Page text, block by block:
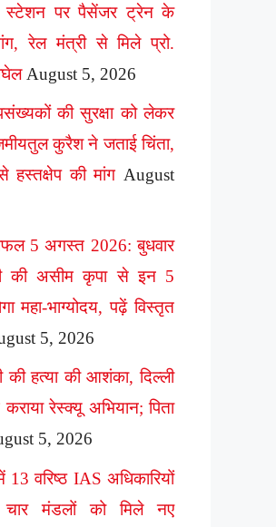
स्टेशन पर पैसेंजर ट्रेन के
रेल मंत्री से मिले प्रो.
August 5, 2026
की सुरक्षा को लेकर
कुरैश ने जताई चिंता,
हस्तक्षेप की मांग August
5 अगस्त 2026: बुधवार
की असीम कृपा से इन 5
महा-भाग्योदय, पढ़ें विस्तृत
5, 2026
हत्या की आशंका, दिल्ली
रेस्क्यू अभियान; पिता
5, 2026
13 वरिष्ठ IAS अधिकारियों
मंडलों को मिले नए